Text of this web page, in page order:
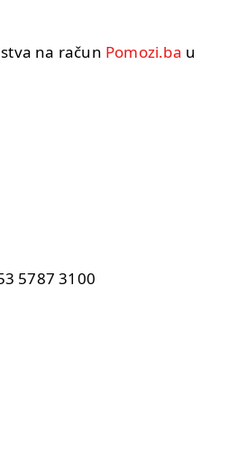
na račun Pomozi.ba u
5787 3100